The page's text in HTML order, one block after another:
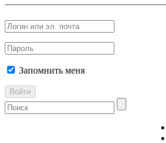
Запомнить меня
Войти